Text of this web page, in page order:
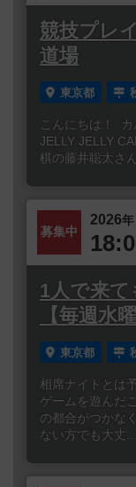
競技プレ
道場
東京都
こんにちは！
JELLY JELLY
棋の藤井聡太さ
募集中
2026年
1人で来て
【毎週水
東京都
相席ナイトとは
ゲームを遊んだ
の都合がつかな
ない方でも大丈...